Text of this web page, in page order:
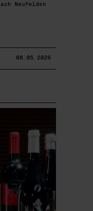
Neufelden
08.05.2026